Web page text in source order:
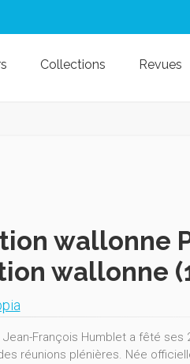
Collections Revues
wallonne
wallonne
François Humblet a fêté
réunions plénières. Née